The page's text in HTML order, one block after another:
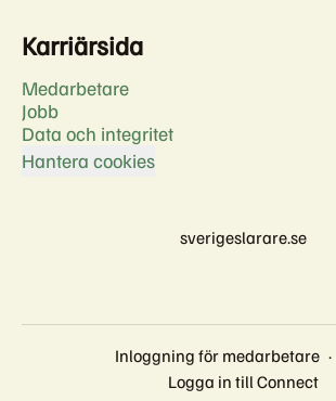
Karriärsida
Medarbetare
Jobb
Data och integritet
Hantera cookies
sverigeslarare.se
Inloggning för medarbetare ·
Logga in till Connect